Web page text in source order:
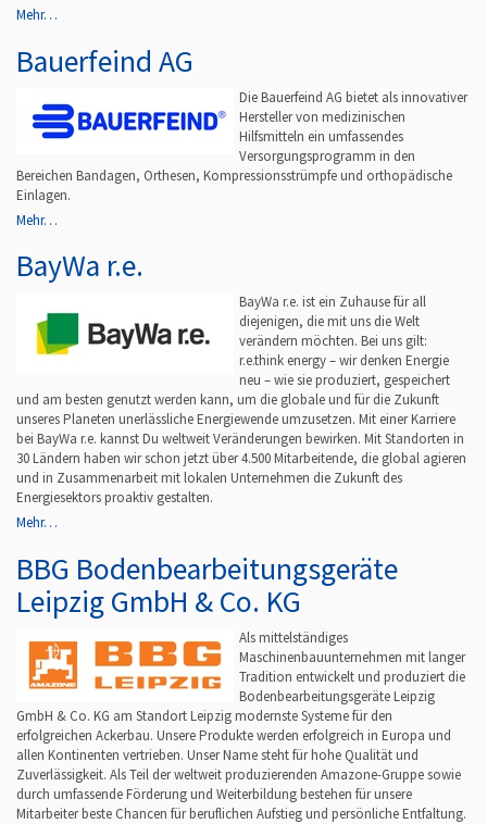
Mehr…
Bauerfeind AG
Die Bauerfeind AG bietet als innovativer
Hersteller von medizinischen
Hilfsmitteln ein umfassendes
Versorgungsprogramm in den
Bereichen Bandagen, Orthesen, Kompressionsstrümpfe und orthopädische
Einlagen.
Mehr…
BayWa r.e.
BayWa r.e. ist ein Zuhause für all
diejenigen, die mit uns die Welt
verändern möchten. Bei uns gilt:
r.e.think energy – wir denken Energie
neu – wie sie produziert, gespeichert
und am besten genutzt werden kann, um die globale und für die Zukunft
unseres Planeten unerlässliche Energiewende umzusetzen. Mit einer Karriere
bei BayWa r.e. kannst Du weltweit Veränderungen bewirken. Mit Standorten in
30 Ländern haben wir schon jetzt über 4.500 Mitarbeitende, die global agieren
und in Zusammenarbeit mit lokalen Unternehmen die Zukunft des
Energiesektors proaktiv gestalten.
Mehr…
BBG Bodenbearbeitungsgeräte
Leipzig GmbH & Co. KG
Als mittelständiges
Maschinenbauunternehmen mit langer
Tradition entwickelt und produziert die
Bodenbearbeitungsgeräte Leipzig
GmbH & Co. KG am Standort Leipzig modernste Systeme für den
erfolgreichen Ackerbau. Unsere Produkte werden erfolgreich in Europa und
allen Kontinenten vertrieben. Unser Name steht für hohe Qualität und
Zuverlässigkeit. Als Teil der weltweit produzierenden Amazone-Gruppe sowie
durch umfassende Förderung und Weiterbildung bestehen für unsere
Mitarbeiter beste Chancen für beruflichen Aufstieg und persönliche Entfaltung.